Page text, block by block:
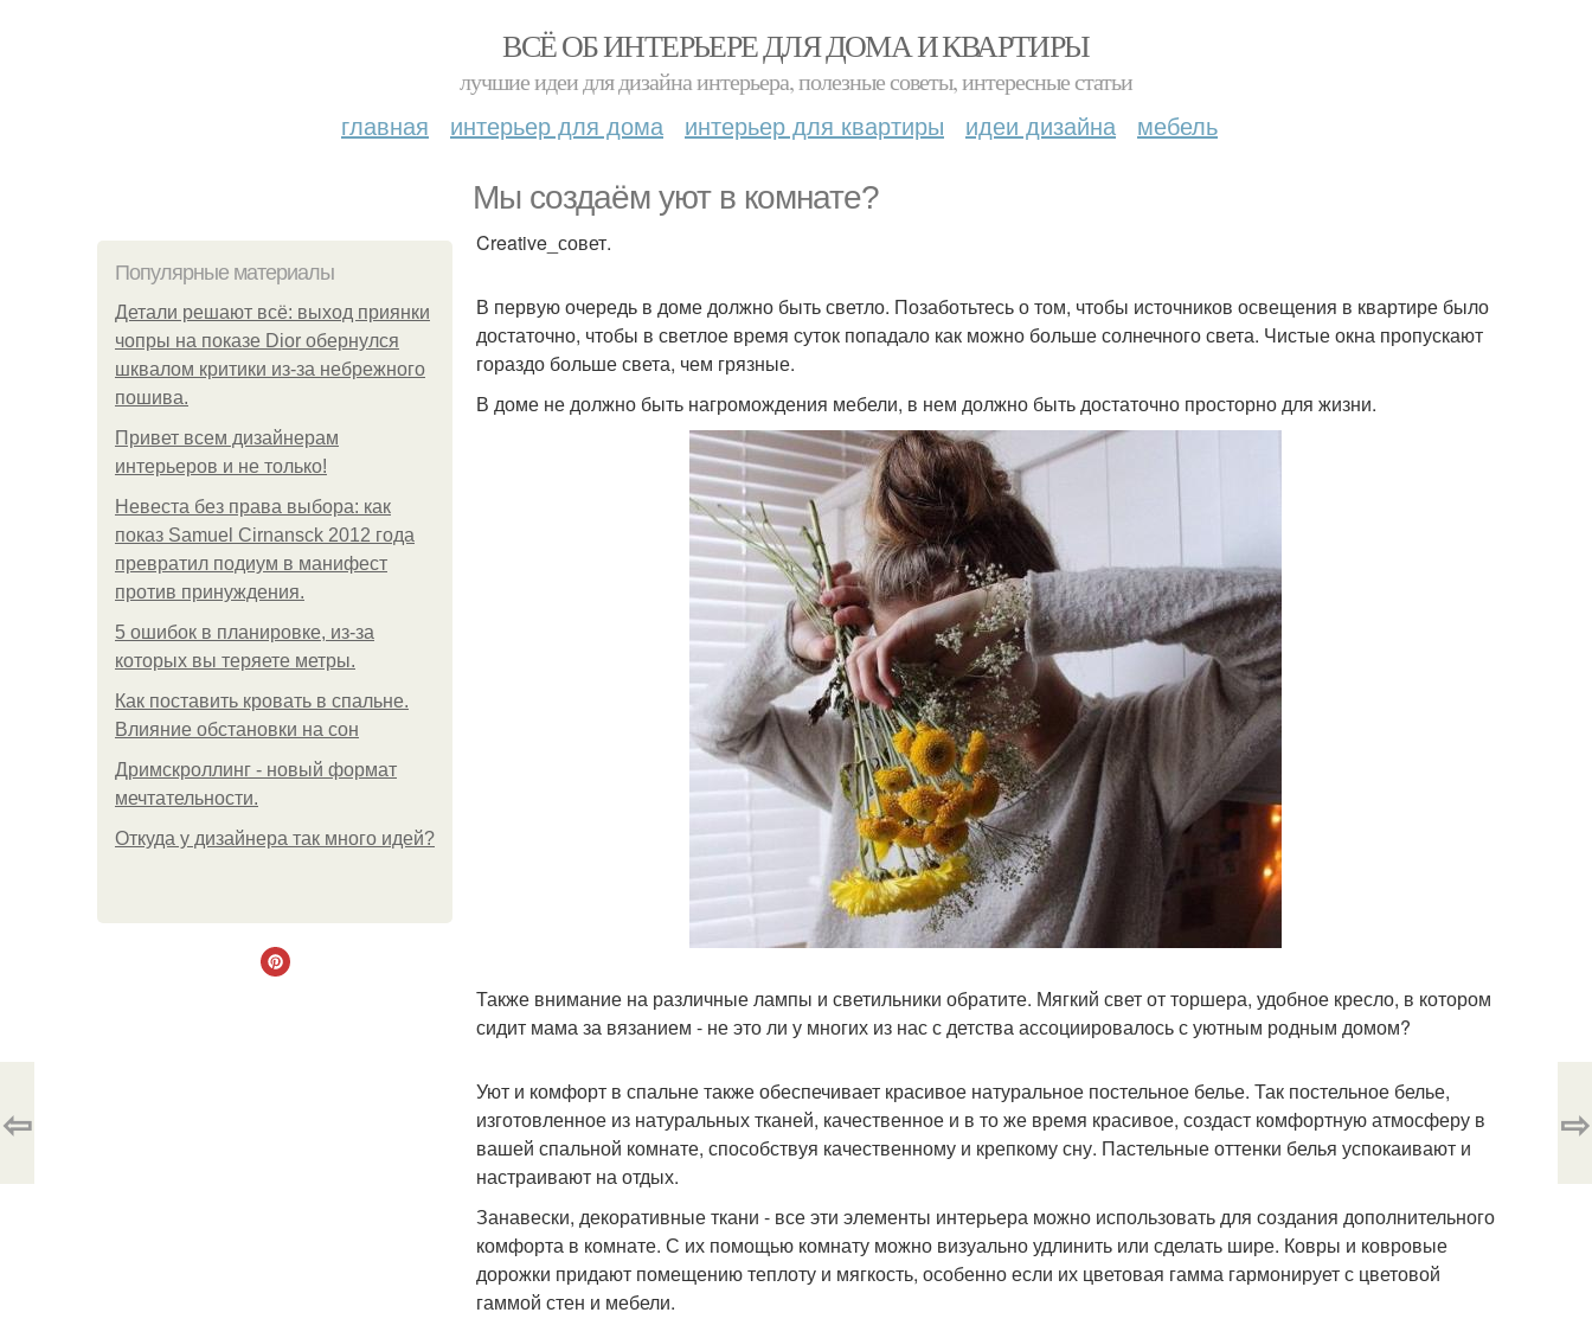
ВСЁ ОБ ИНТЕРЬЕРЕ ДЛЯ ДОМА И КВАРТИРЫ
лучшие идеи для дизайна интерьера, полезные советы, интересные статьи
главная интерьер для дома интерьер для квартиры идеи дизайна мебель
Мы создаём уют в комнате?
Популярные материалы
Детали решают всё: выход приянки
чопры на показе Dior обернулся
шквалом критики из-за небрежного
пошива.
Привет всем дизайнерам
интерьеров и не только!
Невеста без права выбора: как
показ Samuel Cirnansck 2012 года
превратил подиум в манифест
против принуждения.
5 ошибок в планировке, из-за
которых вы теряете метры.
Как поставить кровать в спальне.
Влияние обстановки на сон
Дримскроллинг - новый формат
мечтательности.
Откуда у дизайнера так много идей?
Creative_совет.
В первую очередь в доме должно быть светло. Позаботьтесь о том, чтобы источников освещения в квартире было
достаточно, чтобы в светлое время суток попадало как можно больше солнечного света. Чистые окна пропускают
гораздо больше света, чем грязные.
В доме не должно быть нагромождения мебели, в нем должно быть достаточно просторно для жизни.
Также внимание на различные лампы и светильники обратите. Мягкий свет от торшера, удобное кресло, в котором
сидит мама за вязанием - не это ли у многих из нас с детства ассоциировалось с уютным родным домом?
Уют и комфорт в спальне также обеспечивает красивое натуральное постельное белье. Так постельное белье,
изготовленное из натуральных тканей, качественное и в то же время красивое, создаст комфортную атмосферу в
вашей спальной комнате, способствуя качественному и крепкому сну. Пастельные оттенки белья успокаивают и
настраивают на отдых.
Занавески, декоративные ткани - все эти элементы интерьера можно использовать для создания дополнительного
комфорта в комнате. С их помощью комнату можно визуально удлинить или сделать шире. Ковры и ковровые
дорожки придают помещению теплоту и мягкость, особенно если их цветовая гамма гармонирует с цветовой
гаммой стен и мебели.
⇦ ⇨